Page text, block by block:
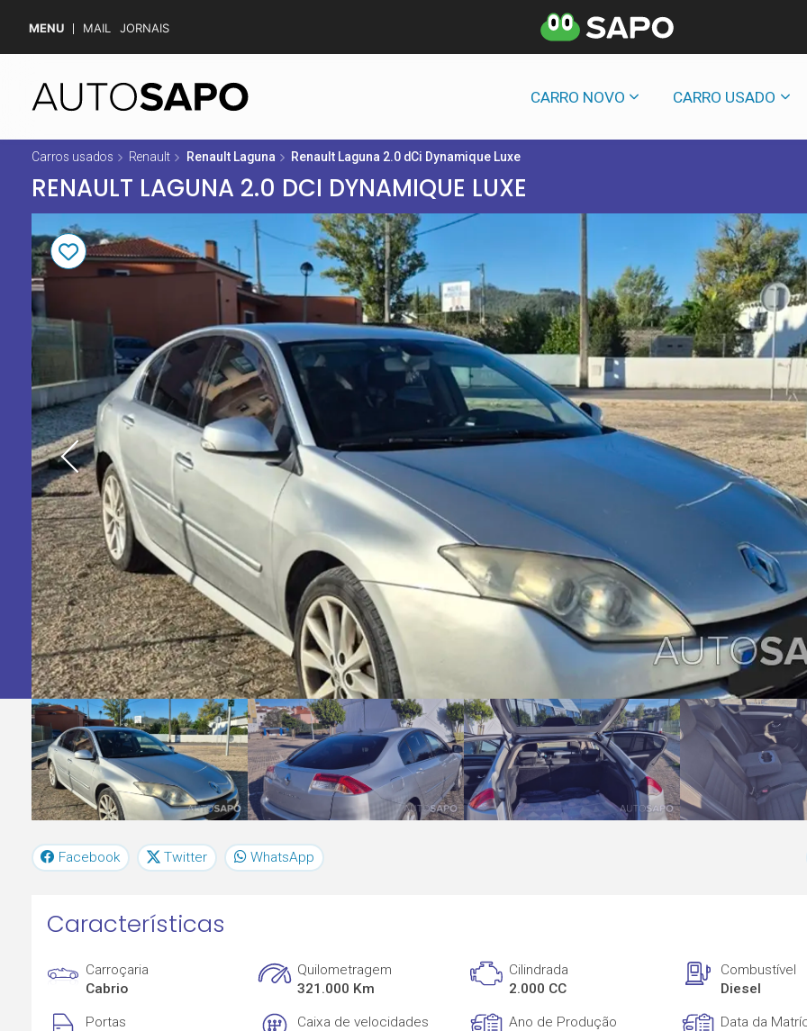
MENU MAIL JORNAIS
CARRO NOVO CARRO USADO
Carros usados Renault Renault Laguna Renault Laguna 2.0 dCi Dynamique Luxe
RENAULT LAGUNA 2.0 DCI DYNAMIQUE LUXE
Facebook Twitter WhatsApp
Características
Carroçaria
Cabrio
Quilometragem
321.000 Km
Cilindrada
2.000 CC
Combustível
Diesel
Portas
Caixa de velocidades
Ano de Produção
Data da